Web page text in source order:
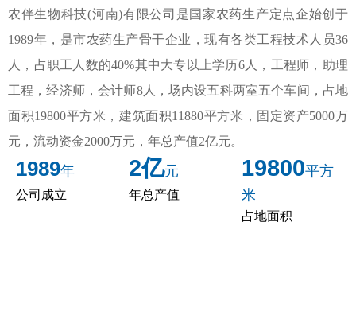
农伴生物科技(河南)有限公司是国家农药生产定点企始创于
1989年，是市农药生产骨干企业，现有各类工程技术人员36
人，占职工人数的40%其中大专以上学历6人，工程师，助理
工程，经济师，会计师8人，场内设五科两室五个车间，占地
面积19800平方米，建筑面积11880平方米，固定资产5000万
元，流动资金2000万元，年总产值2亿元。
1989年
公司成立
2亿元
年总产值
19800平方
米
占地面积